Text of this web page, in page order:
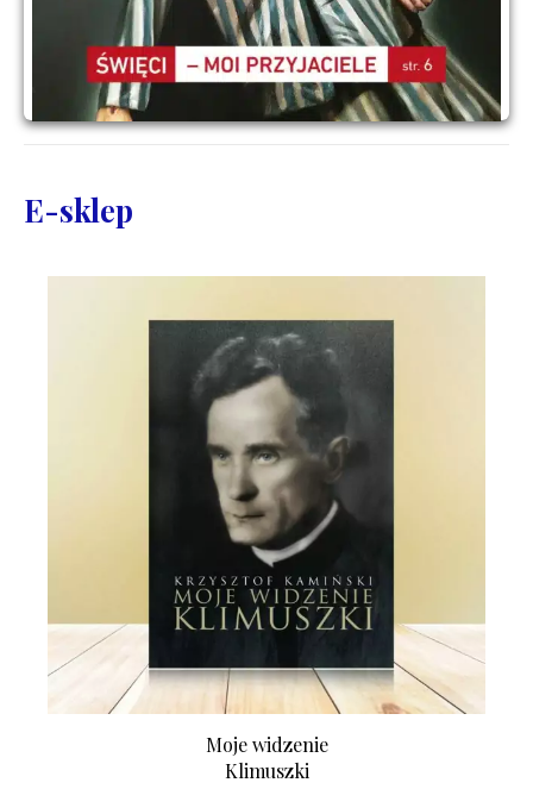
E-sklep
Moje widzenie
Klimuszki